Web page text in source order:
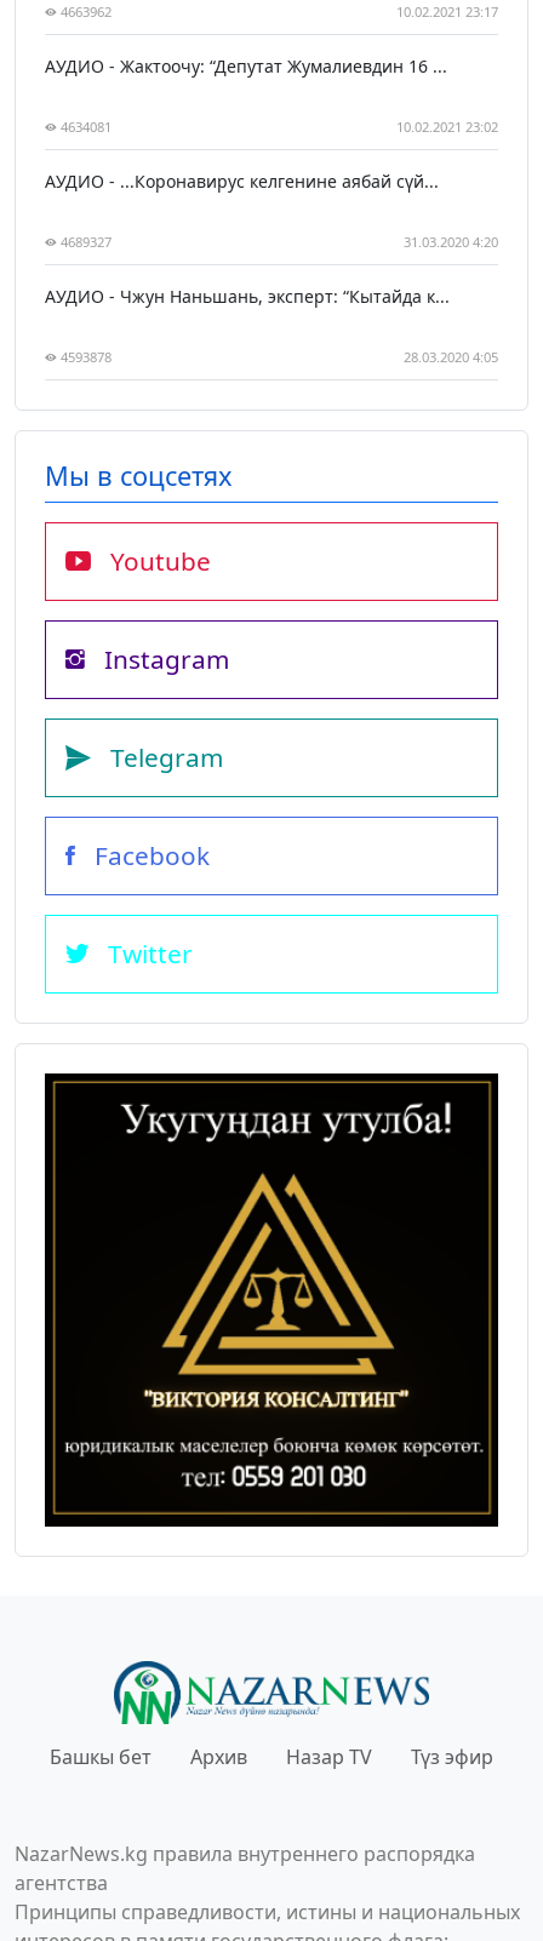
4663962 10.02.2021 23:17
АУДИО - Жактоочу: “Депутат Жумалиевдин 16 ...
4634081 10.02.2021 23:02
АУДИО - ...Коронавирус келгенине аябай сүй...
4689327 31.03.2020 4:20
АУДИО - Чжун Наньшань, эксперт: “Кытайда к...
4593878 28.03.2020 4:05
Мы в соцсетях
Youtube
Instagram
Telegram
Facebook
Twitter
Башкы бет Архив Назар TV Түз эфир
NazarNews.kg правила внутреннего распорядка
агентства
Принципы справедливости, истины и национальных